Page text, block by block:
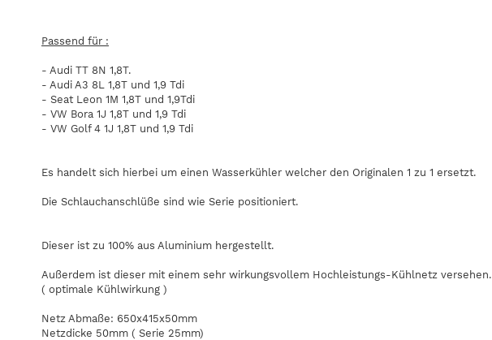
Passend für :
- Audi TT 8N 1,8T.
- Audi A3 8L 1,8T und 1,9 Tdi
- Seat Leon 1M 1,8T und 1,9Tdi
- VW Bora 1J 1,8T und 1,9 Tdi
- VW Golf 4 1J 1,8T und 1,9 Tdi
Es handelt sich hierbei um einen Wasserkühler welcher den Originalen 1 zu 1 ersetzt.
Die Schlauchanschlüße sind wie Serie positioniert.
Dieser ist zu 100% aus Aluminium hergestellt.
Außerdem ist dieser mit einem sehr wirkungsvollem Hochleistungs-Kühlnetz versehen.
( optimale Kühlwirkung )
Netz Abmaße: 650x415x50mm
Netzdicke 50mm ( Serie 25mm)